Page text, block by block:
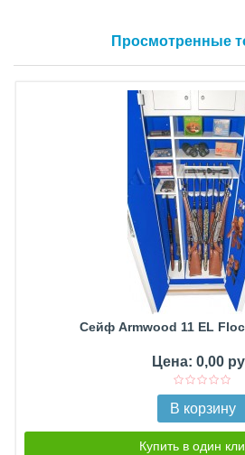
Просмотренные
Сейф Armwood 11 EL
Цена: 0,00
В корзину
Купить в один